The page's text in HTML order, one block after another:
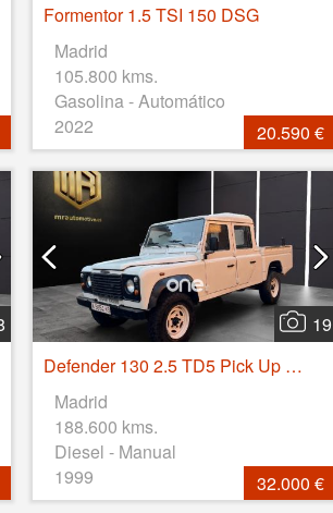
Formentor 1.5 TSI 150 DSG
Madrid
105.800 kms.
Gasolina - Automático
2022
20.590 €
19
Defender 130 2.5 TD5 Pick Up Doble Cabina
Madrid
188.600 kms.
Diesel - Manual
1999
32.000 €